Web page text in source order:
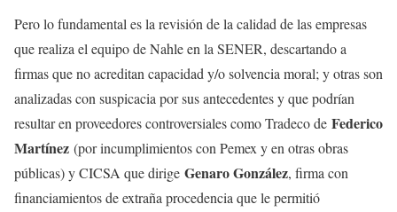
Pero lo fundamental es la revisión de la calidad de las empresas
que realiza el equipo de Nahle en la SENER, descartando a
firmas que no acreditan capacidad y/o solvencia moral; y otras son
analizadas con suspicacia por sus antecedentes y que podrían
resultar en proveedores controversiales como Tradeco de Federico
Martínez (por incumplimientos con Pemex y en otras obras
públicas) y CICSA que dirige Genaro González, firma con
financiamientos de extraña procedencia que le permitió